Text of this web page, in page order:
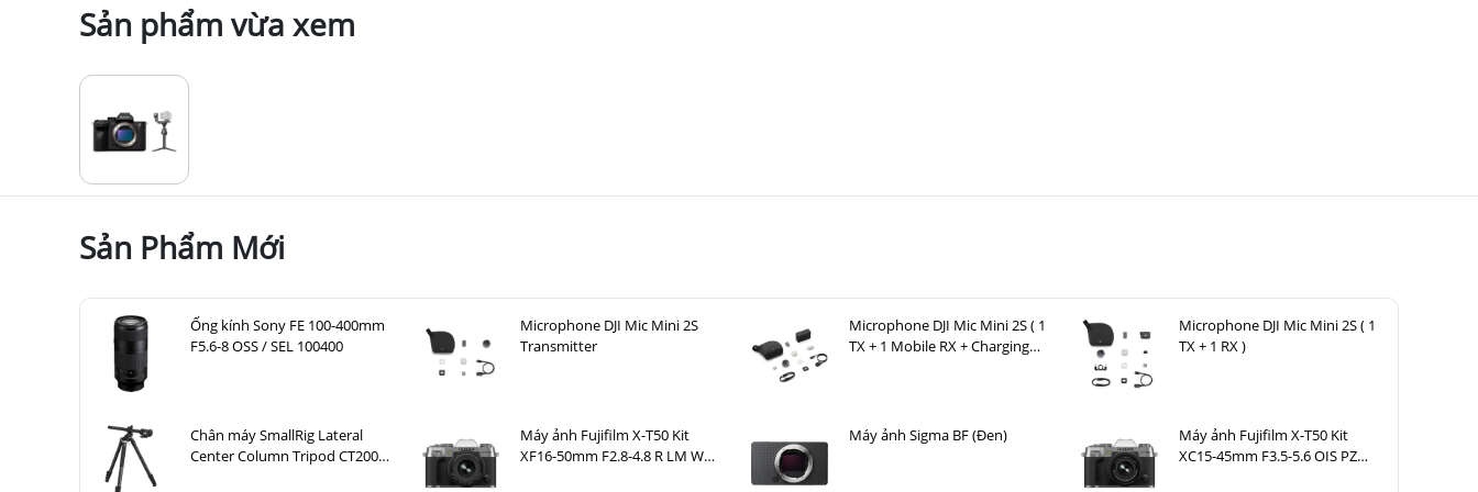
Sản phẩm vừa xem
Sản Phẩm Mới
Ống kính Sony FE 100-400mm
F5.6-8 OSS / SEL 100400
Microphone DJI Mic Mini 2S
Transmitter
Microphone DJI Mic Mini 2S ( 1
TX + 1 Mobile RX + Charging
Microphone DJI Mic Mini 2S ( 1
TX + 1 RX )
Chân máy SmallRig Lateral
Center Column Tripod CT200
Máy ảnh Fujifilm X-T50 Kit
XF16-50mm F2.8-4.8 R LM WR
Máy ảnh Sigma BF (Đen)
Máy ảnh Fujifilm X-T50 Kit
XC15-45mm F3.5-5.6 OIS PZ